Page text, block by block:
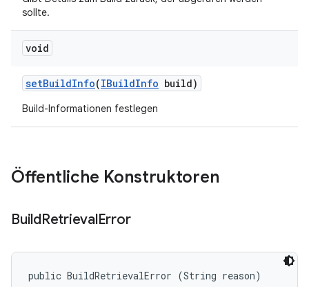
sollte.
void
setBuildInfo(IBuildInfo build)
Build-Informationen festlegen
Öffentliche Konstruktoren
BuildRetrievalError
public BuildRetrievalError (String reason)